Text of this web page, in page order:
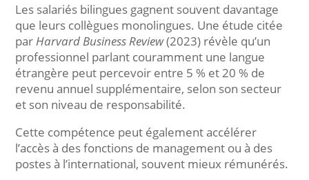
Les salariés bilingues gagnent souvent davantage
que leurs collègues monolingues. Une étude citée
parHarvard Business Review(2023) révèle qu’un
professionnel parlant couramment une langue
étrangère peut percevoir entre 5 % et 20 % de
revenu annuel supplémentaire, selon son secteur
et son niveau de responsabilité.
Cette compétence peut également accélérer
l’accès à des fonctions de management ou à des
postes à l’international, souvent mieux rémunérés.